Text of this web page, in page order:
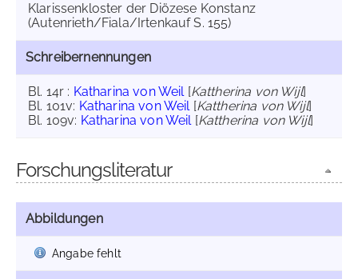
Klarissenkloster der Diözese Konstanz
(Autenrieth/Fiala/Irtenkauf S. 155)
Schreibernennungen
Bl. 14r : Katharina von Weil[Kattherina von Wijl]
Bl. 101v: Katharina von Weil[Kattherina von Wijl]
Bl. 109v: Katharina von Weil[Kattherina von Wijl]
Forschungsliteratur
Abbildungen
Angabe fehlt